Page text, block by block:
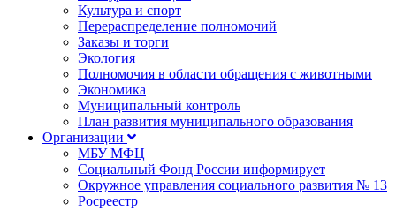
Культура и спорт
Перераспределение полномочий
Заказы и торги
Экология
Полномочия в области обращения с животными
Экономика
Муниципальный контроль
План развития муниципального образования
Организации
МБУ МФЦ
Социальный Фонд России информирует
Окружное управления социального развития № 13
Росреестр